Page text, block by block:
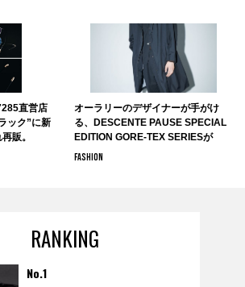
直営店
ック”に新
販。
オーラリーのデザイナーが手がけ
る、DESCENTE PAUSE SPECIAL
EDITION GORE-TEX SERIESが
DESCENTE BLANCで9月13日より
FASHION
RANKING
No.1